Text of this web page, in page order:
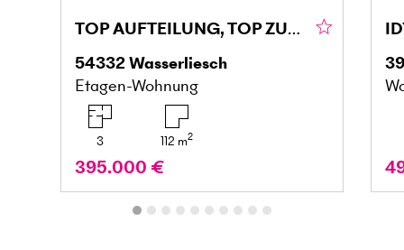
TOP AUFTEILUNG, TOP ZUSTAND, FAMIELIENFREUNDLICH
54332Wasserliesch
Etagen-Wohnung
3 112 m2
395.000 €